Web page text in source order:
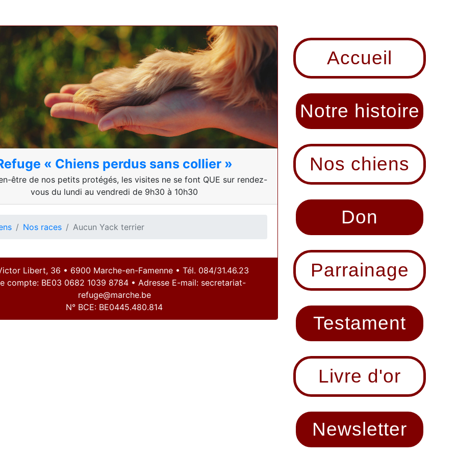
« Chiens perdus sans collier »
être de nos petits protégés, les visites ne se font QUE sur rendez-
vous du lundi au vendredi de 9h30 à 10h30
Nos races Aucun Yack terrier
Libert, 36 • 6900 Marche-en-Famenne • Tél. 084/31.46.23
compte: BE03 0682 1039 8784 • Adresse E-mail: secretariat-
refuge@marche.be
N° BCE: BE0445.480.814
Accueil
Notre histoire
Nos chiens
Don
Parrainage
Testament
Livre d'or
Newsletter